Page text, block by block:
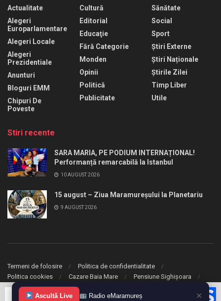
Actualitate
Alegeri
Europarlamentare
Alegeri Locale
Alegeri
Prezidentiale
Anunturi
Bloguri EMM
Chipuri De
Poveste
Cultură
Editorial
Educaţie
Fără Categorie
Monden
Opinii
Politică
Publicitate
Sănătate
Social
Sport
Știri Externe
Știri Naționale
Știrile Zilei
Timp Liber
Utile
Stiri recente
SARA MARIA, PE PODIUM INTERNAȚIONAL!
Performanță remarcabilă la Istanbul
10 AUGUST 2026
15 august – Ziua Maramureșului la Planetariu
9 AUGUST 2026
Termeni de folosire
Politica de confidentialitate
Politica cookies
Cazare Baia Mare Pensiune Sighișoara
© 2020 eMaramures. Toate drepturile rezervate.
Ascultă Live Radio eMaramureș ✕